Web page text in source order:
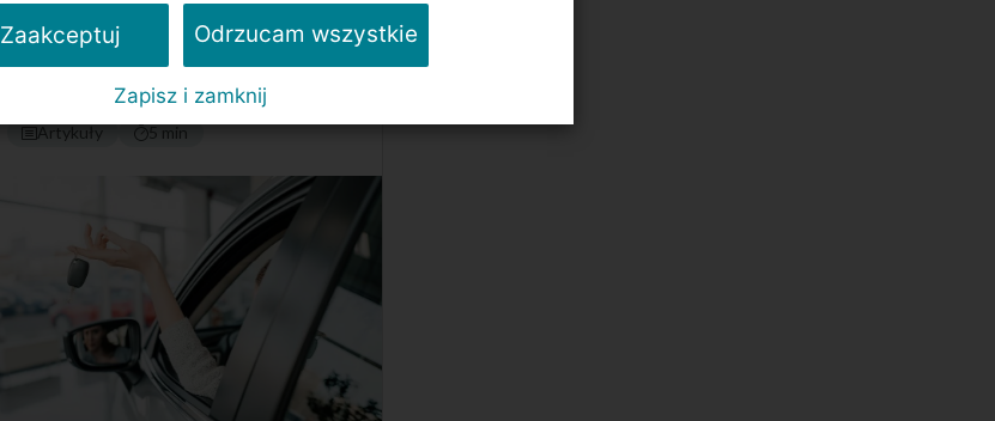
wynika ich rosnąca popularność?
Artykuły 5 min
Zaakceptuj Odrzucam wszystkie
Zapisz i zamknij